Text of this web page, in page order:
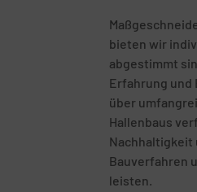
bieten wir
abgestimmt
Erfahrung und
über
Hallenbaus
Nachhaltigkeit
Bauverfahren
leisten.